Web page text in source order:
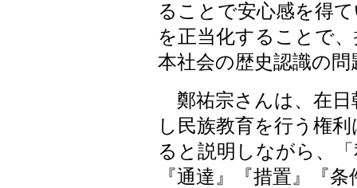
ることで安心感を得
を正当化することで
本社会の歴史認識の
鄭祐宗さんは、在日
し民族教育を行う権
ると説明しながら、
『通達』『措置』『